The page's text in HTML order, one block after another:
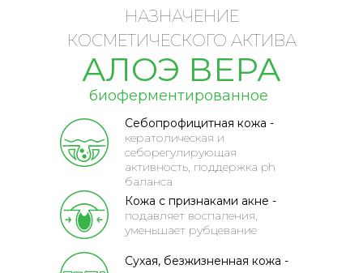
НАЗНАЧЕНИЕ
КОСМЕТИЧЕСКОГО АКТИВА
АЛОЭ ВЕРА
Себопрофицитная кожа -
кератолическая и
себорегулирующая
активность, поддержка ph
баланса
Сухая, безжизненная кожа -
Кожа с признаками акне -
подавляет воспаления,
уменьшает рубцевание
биоферментированное